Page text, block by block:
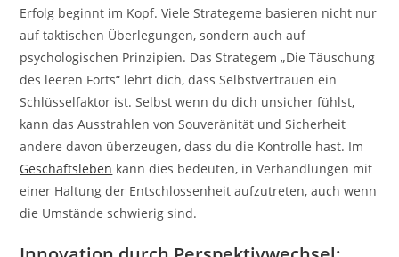
Erfolg beginnt im Kopf. Viele Strategeme basieren nicht nur
auf taktischen Überlegungen, sondern auch auf
psychologischen Prinzipien. Das Strategem „Die Täuschung
des leeren Forts“ lehrt dich, dass Selbstvertrauen ein
Schlüsselfaktor ist. Selbst wenn du dich unsicher fühlst,
kann das Ausstrahlen von Souveränität und Sicherheit
andere davon überzeugen, dass du die Kontrolle hast. Im
Geschäftsleben kann dies bedeuten, in Verhandlungen mit
einer Haltung der Entschlossenheit aufzutreten, auch wenn
die Umstände schwierig sind.